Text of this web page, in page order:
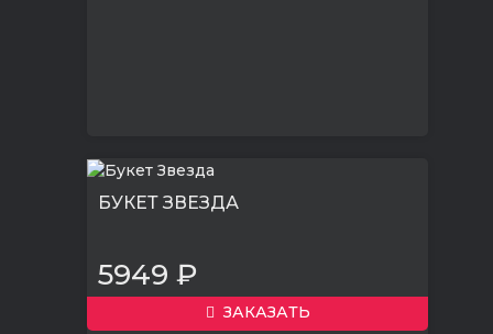
БУКЕТ ЗВЕЗДА
5949 ₽
ЗАКАЗАТЬ